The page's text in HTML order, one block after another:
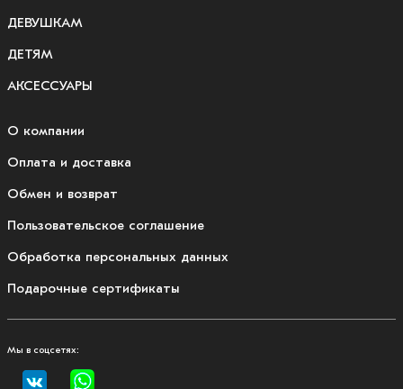
ДЕВУШКАМ
ДЕТЯМ
АКСЕССУАРЫ
О компании
Оплата и доставка
Обмен и возврат
Пользовательское соглашение
Обработка персональных данных
Подарочные сертификаты
Мы в соцсетях: